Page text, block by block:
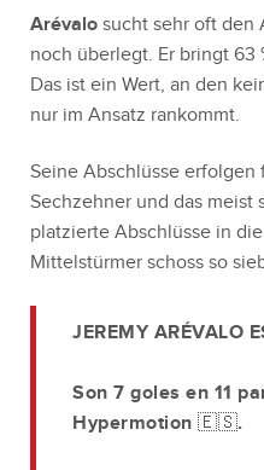
Arévalo sucht sehr oft den
noch überlegt. Er bringt 63
Das ist ein Wert, an den
nur im Ansatz rankommt.
Seine Abschlüsse erfolgen
Sechzehner und das meist
platzierte Abschlüsse in
Mittelstürmer schoss so
JEREMY ARÉVALO
Son 7 goles en 11
Hypermotion 🇪🇸.